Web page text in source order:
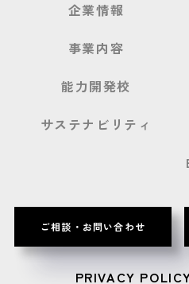
企業情報
事業内容
能力開発校
サステナビリティ
ご相談・お問い合わせ
PRIVACY